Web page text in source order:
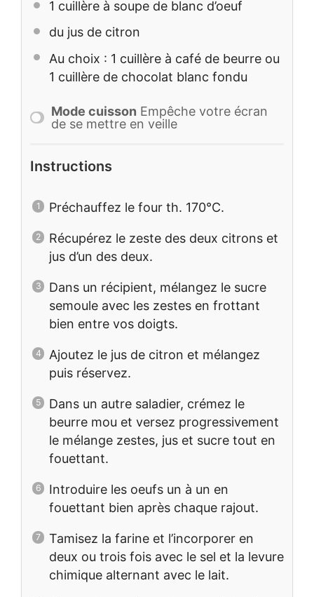
1 cuillère à soupe de blanc d’oeuf
du jus de citron
Au choix : 1 cuillère à café de beurre ou
1 cuillère de chocolat blanc fondu
Mode cuisson Empêche votre écran
de se mettre en veille
Instructions
Préchauffez le four th. 170°C.
Récupérez le zeste des deux citrons et
jus d’un des deux.
Dans un récipient, mélangez le sucre
semoule avec les zestes en frottant
bien entre vos doigts.
Ajoutez le jus de citron et mélangez
puis réservez.
Dans un autre saladier, crémez le
beurre mou et versez progressivement
le mélange zestes, jus et sucre tout en
fouettant.
Introduire les oeufs un à un en
fouettant bien après chaque rajout.
Tamisez la farine et l’incorporer en
deux ou trois fois avec le sel et la levure
chimique alternant avec le lait.